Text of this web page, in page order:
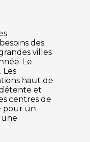
des
villes
Le
Les
haut de
détente et
centres de
pour un
une